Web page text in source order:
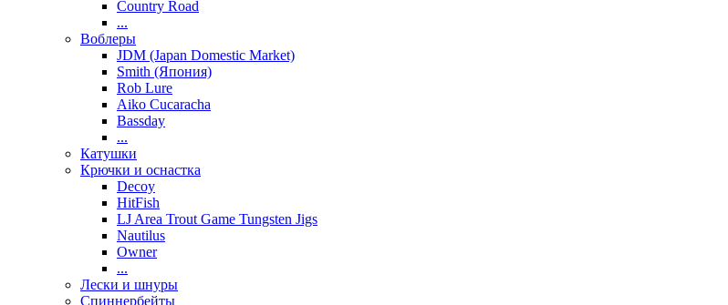
Country Road
...
Воблеры
JDM (Japan Domestic Market)
Smith (Япония)
Rob Lure
Aiko Cucaracha
Bassday
...
Катушки
Крючки и оснастка
Decoy
HitFish
LJ Area Trout Game Tungsten Jigs
Nautilus
Owner
...
Лески и шнуры
Спиннербейты